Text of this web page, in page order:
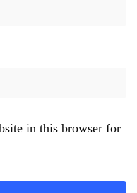
in this browser for